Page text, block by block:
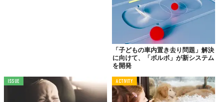
に車内の生き物たちを助けることができるようになったのであ
多くの人にとってのペットは、大切な家族。家族の命が救えるの
なら、愛車の窓ガラスが割られるくらい、きっとかすり傷だ。
たとえ5分だろうと、猛暑のなかではあっという間に車内の温度は
上昇する。人間と違って「暑い」と訴えたり、窓を開けたり、皮
膚から汗をかいて体温調節ができない生き物たちの立場を想像し
てみよう。
「子どもの車内置き去り問題」解決
に向けて、「ボルボ」が新システム
を開発
ISSUE ACTIVITY